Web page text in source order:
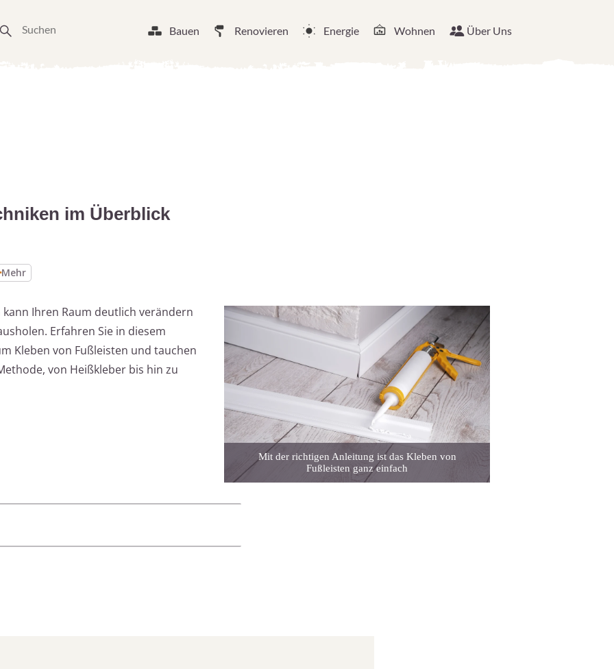
Bauen Renovieren Energie Wohnen Über Uns
im Überblick
Mehr
Ihren Raum deutlich verändern
Erfahren Sie in diesem
Kleben von Fußleisten und tauchen
von Heißkleber bis hin zu
Mit der richtigen Anleitung ist das Kleben von
Fußleisten ganz einfach